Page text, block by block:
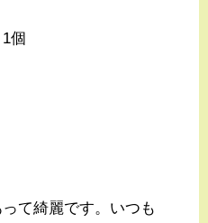
個
て綺麗です。いつも